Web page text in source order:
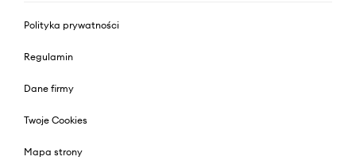
Polityka prywatności
Regulamin
Dane firmy
Twoje Cookies
Mapa strony